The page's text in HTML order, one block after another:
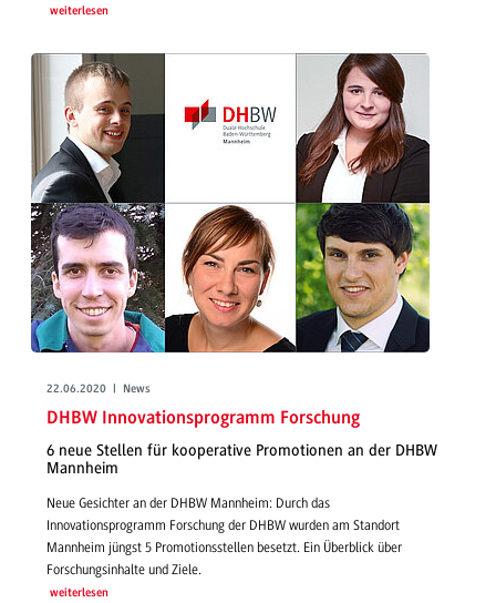
weiterlesen
22.06.2020 | News
DHBW Innovationsprogramm Forschung
6 neue Stellen für kooperative Promotionen an der DHBW
Mannheim
Neue Gesichter an der DHBW Mannheim: Durch das
Innovationsprogramm Forschung der DHBW wurden am Standort
Mannheim jüngst 5 Promotionsstellen besetzt. Ein Überblick über
Forschungsinhalte und Ziele.
weiterlesen